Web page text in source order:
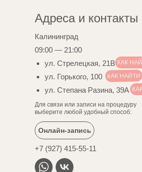
+7 (927) 415-55-11
Онлайн-запись
Калининград
09:00 — 21:00
ул. Стрелецкая, 21В
ул. Горького, 100
ул. Степана Разина, 39А
Адреса и контакты
Для связи или записи на процедуру
выберите любой удобный способ:
КАК НАЙТИ
КАК